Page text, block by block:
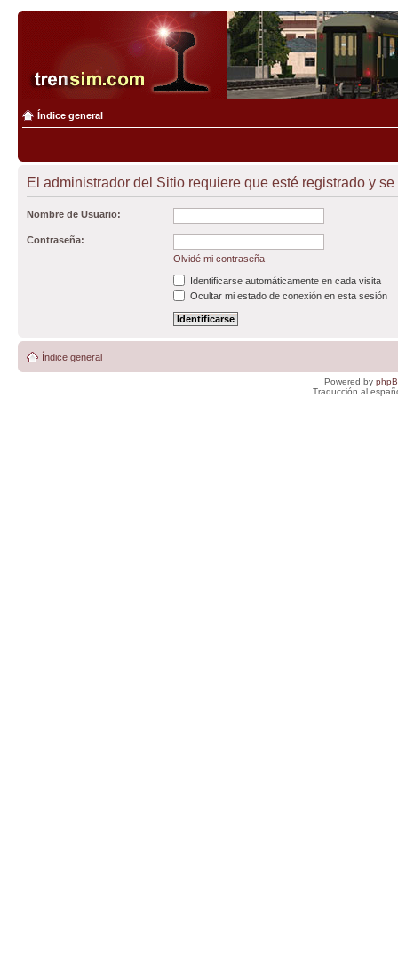
Índice general
El administrador del Sitio requiere que esté registrado y
Nombre de Usuario:
Contraseña:
Olvidé mi contraseña
Identificarse automáticamente en cada visita
Ocultar mi estado de conexión en esta sesión
Índice general
Powered by
Traducción al